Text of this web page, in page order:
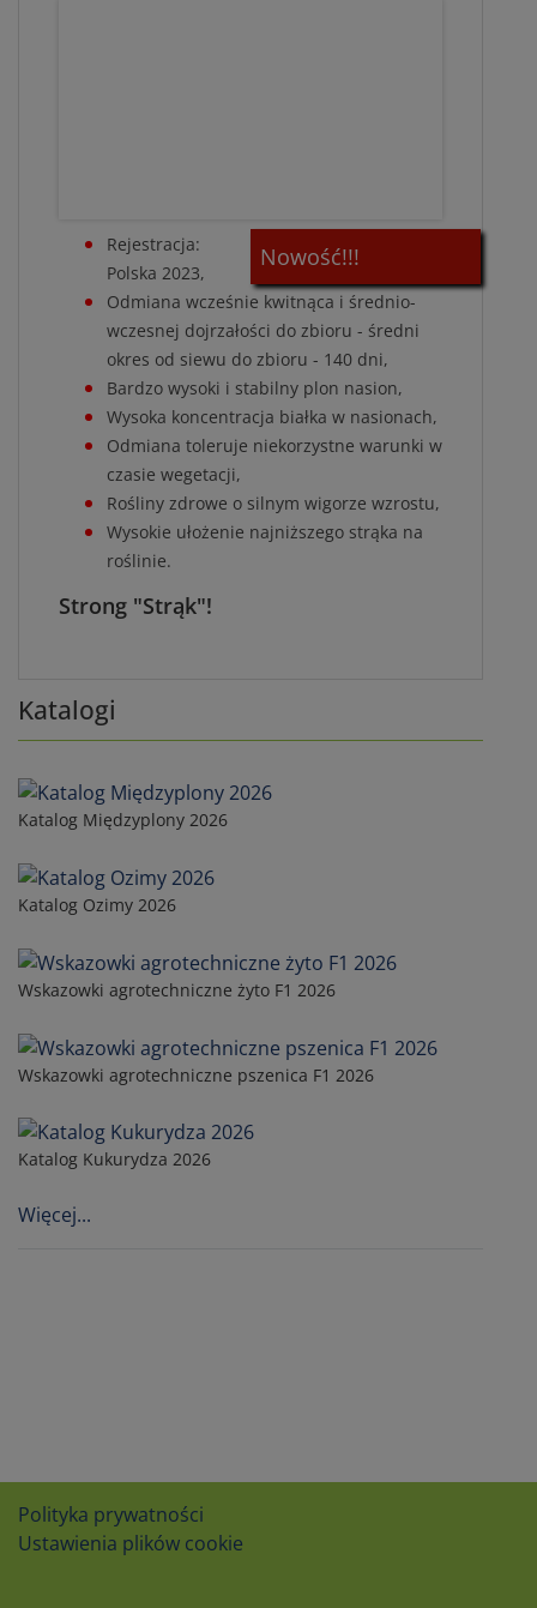
Katalogi
Katalog Międzyplony 2026
Katalog Ozimy 2026
Wskazowki agrotechniczne żyto F1 2026
Wskazowki agrotechniczne pszenica F1 2026
Katalog Kukurydza 2026
Więcej...
Nowość!!!
Rejestracja:
Polska 2023,
Odmiana wcześnie kwitnąca i średnio-
wczesnej dojrzałości do zbioru - średni
okres od siewu do zbioru - 140 dni,
Bardzo wysoki i stabilny plon nasion,
Wysoka koncentracja białka w nasionach,
Odmiana toleruje niekorzystne warunki w
czasie wegetacji,
Rośliny zdrowe o silnym wigorze wzrostu,
Wysokie ułożenie najniższego strąka na
roślinie.
Strong "Strąk"!
Polityka prywatności
Ustawienia plików cookie